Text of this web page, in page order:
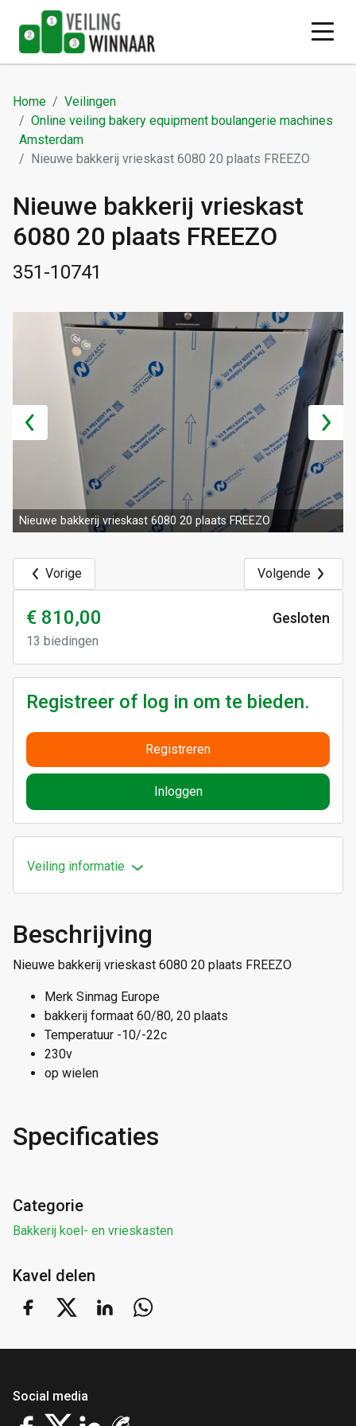
Home
Veilingen
Online veiling bakery equipment boulangerie machines
Amsterdam
Nieuwe bakkerij vrieskast 6080 20 plaats FREEZO
Nieuwe bakkerij vrieskast
6080 20 plaats FREEZO
351-10741
Nieuwe bakkerij vrieskast 6080 20 plaats FREEZO
Vorige Volgende
€ 810,00
13 biedingen
Gesloten
Registreer of log in om te bieden.
Registreren
Inloggen
Veiling informatie
Beschrijving
Nieuwe bakkerij vrieskast 6080 20 plaats FREEZO
Merk Sinmag Europe
bakkerij formaat 60/80, 20 plaats
Temperatuur -10/-22c
230v
op wielen
Specificaties
Categorie
Bakkerij koel- en vrieskasten
Kavel delen
Social media